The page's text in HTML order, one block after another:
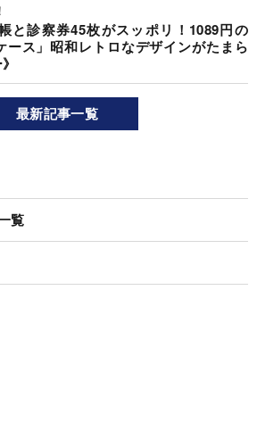
と診察券45枚がスッポリ！1089円の
ース」昭和レトロなデザインがたまら
最新記事一覧
覧